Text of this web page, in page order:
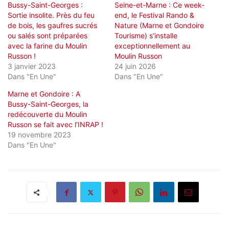
Bussy-Saint-Georges :
Sortie insolite. Près du feu
de bois, les gaufres sucrés
ou salés sont préparées
avec la farine du Moulin
Russon !
3 janvier 2023
Dans "En Une"
Seine-et-Marne : Ce week-
end, le Festival Rando &
Nature (Marne et Gondoire
Tourisme) s’installe
exceptionnellement au
Moulin Russon
24 juin 2026
Dans "En Une"
Marne et Gondoire : A
Bussy-Saint-Georges, la
redécouverte du Moulin
Russon se fait avec l’INRAP !
19 novembre 2023
Dans "En Une"